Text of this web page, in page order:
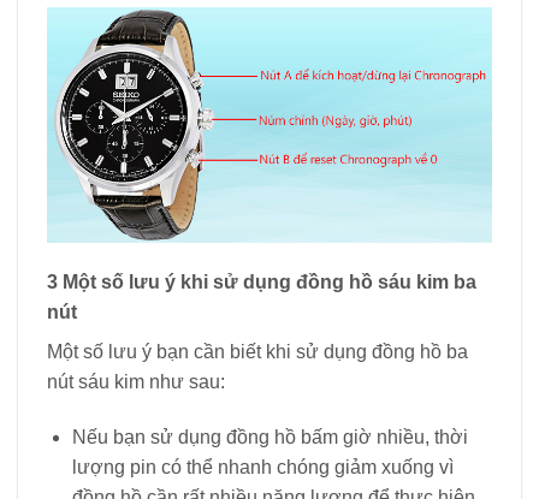
nút sáu kim như sau:
Nếu bạn sử dụng đồng hồ bấm giờ nhiều, thời
lượng pin có thể nhanh chóng giảm xuống vì
đồng hồ cần rất nhiều năng lượng để thực hiện
việc này. Vì vậy, nếu bạn không sử dụng, hãy tắt
chronograph để hạn chế việc tiêu hao pin quá
mức.
giảm tuổi thọ của bộ chuyển động. Ngoài ra, do
hoạt động nhiều nên kim giây dễ dàng không thể
trở về vị trí 12 mặc định ban đầu.
Trước khi thực hiện chức năng bấm giờ thể thao,
nút ở dưới cùng của đồng hồ. Thông qua đó,
đồng hồ sẽ đo thời gian chính xác mà bạn cần